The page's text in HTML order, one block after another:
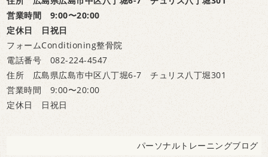
営業時間 9:00〜20:00
定休日 日祝日
フォームConditioning整骨院
電話番号 082-224-4547
住所 広島県広島市中区八丁堀6-7 チュリス八丁堀301
営業時間 9:00〜20:00
定休日 日祝日
パーソナルトレーニングブログ